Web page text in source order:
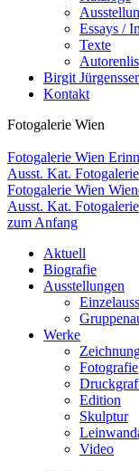
Essays /
Texte
Birgit
Kontakt
Fotogalerie Wien
Fotogalerie Wien
Ausst. Kat.
Fotogalerie Wien
Ausst. Kat.
zum Anfang
Aktuell
Biografie
Ausstellungen
Werke
Fotografie
Edition
Skulptur
Video